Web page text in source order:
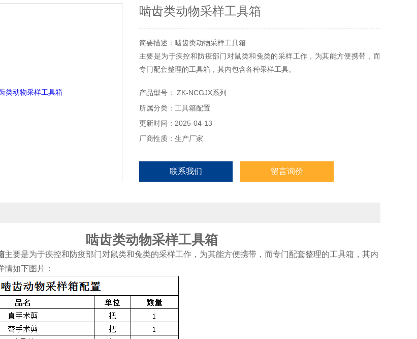
啮齿类动物采样工具箱
简要描述：啮齿类动物采样工具箱
主要是为于疾控和防疫部门对鼠类和兔类的采样工作，为其能方便携带，而
专门配套整理的工具箱，其内包含各种采样工具。
产品型号： ZK-NCGJX系列
所属分类：工具箱配置
更新时间：2025-04-13
厂商性质：生产厂家
联系我们 留言询价
啮齿类动物采样工具箱
主要是为于疾控和防疫部门对鼠类和兔类的采样工作，为其能方便携带，而专门配套整理的工具箱，其内
如下图片：